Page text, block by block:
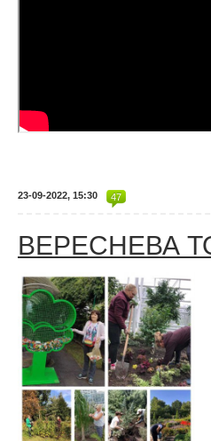
23-09-2022, 15:30 47
ВЕРЕСНЕВА